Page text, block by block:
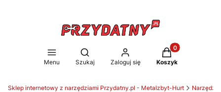
Menu
Otwórz wyszukiwarkę
Szukaj Zaloguj się
Produkty w
Koszyk
Sklep internetowy z narzędziami Przydatny.pl - Metalzbyt-Hurt